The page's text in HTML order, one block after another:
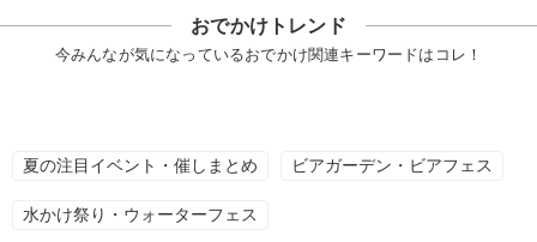
おでかけトレンド
今みんなが気になっているおでかけ関連キーワードはコレ！
夏の注目イベント・催しまとめ ビアガーデン・ビアフェス
水かけ祭り・ウォーターフェス